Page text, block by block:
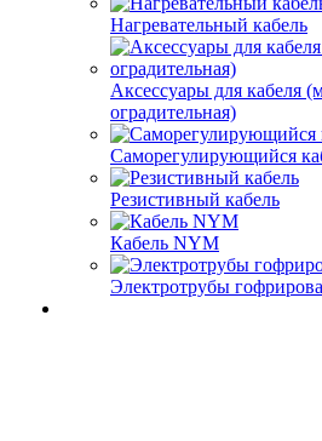
Нагревательный кабель
Аксессуары для кабеля
оградительная)
Саморегулирующийся
Резистивный кабель
Кабель NYM
Электротрубы